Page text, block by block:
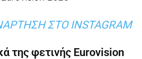
ΣΤΟ INSTAGRAM
της φετινής Eurovision